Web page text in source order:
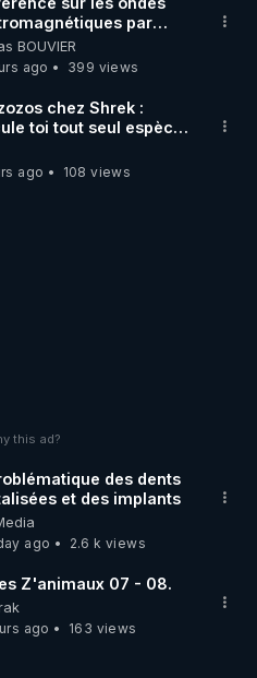
par
Caustru et Bart de
!
BOUVIER
ago
399 views
chez Shrek :
toi tout seul espèce
polish"
ago
108 views
this ad?
des dents
et des implants
ago
2.6 k views
Z'animaux 07 - 08.
ago
163 views